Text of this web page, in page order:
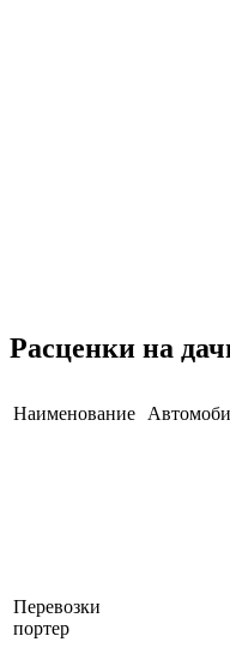
Расценки на
Наименование
Перевозки
портер